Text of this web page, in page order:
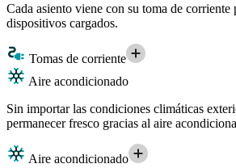
Cada asiento viene con su toma de corriente
dispositivos cargados.
Tomas de corriente
Aire acondicionado
Sin importar las condiciones climáticas
permanecer fresco gracias al aire
Aire acondicionado